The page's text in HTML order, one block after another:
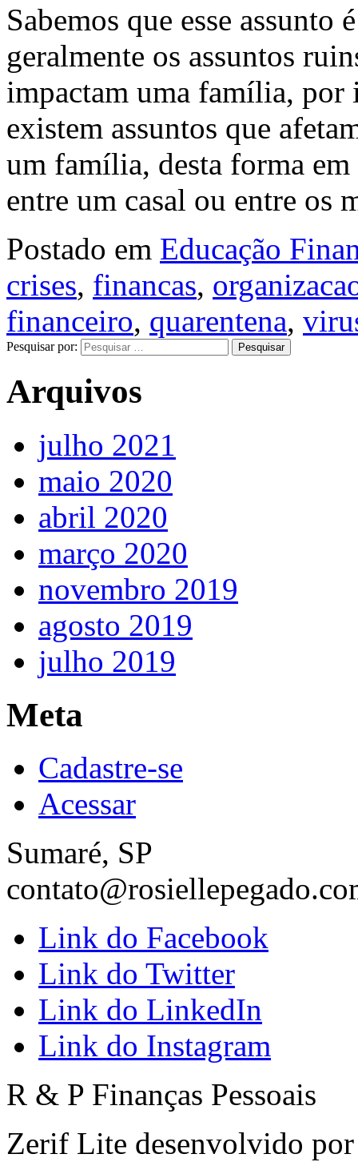
Sabemos que esse
geralmente os assuntos
impactam uma família, por
existem assuntos que
um família, desta forma
entre um casal ou entre os
Postado em Educação
crises, financas,
financeiro, quarentena,
Pesquisar por:
Arquivos
julho 2021
maio 2020
abril 2020
março 2020
novembro 2019
agosto 2019
julho 2019
Meta
Cadastre-se
Acessar
Sumaré, SP
Link do Facebook
Link do Twitter
Link do LinkedIn
Link do Instagram
R & P Finanças Pessoais
Zerif Lite desenvolvido